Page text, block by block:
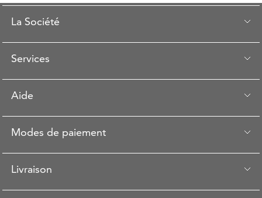
La Société
Services
Aide
Modes de paiement
Livraison